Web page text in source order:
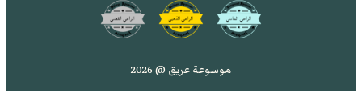
موسوعة عريق @ 2026